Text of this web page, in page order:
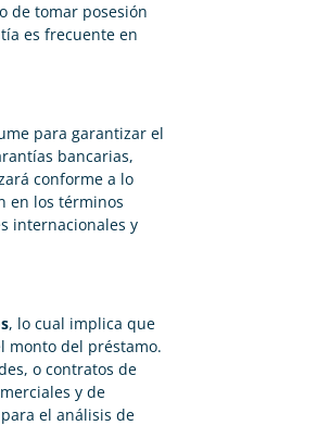
de tomar posesión
es frecuente en
para garantizar el
bancarias,
conforme a lo
en los términos
internacionales y
, lo cual implica que
monto del préstamo.
o contratos de
y de
el análisis de